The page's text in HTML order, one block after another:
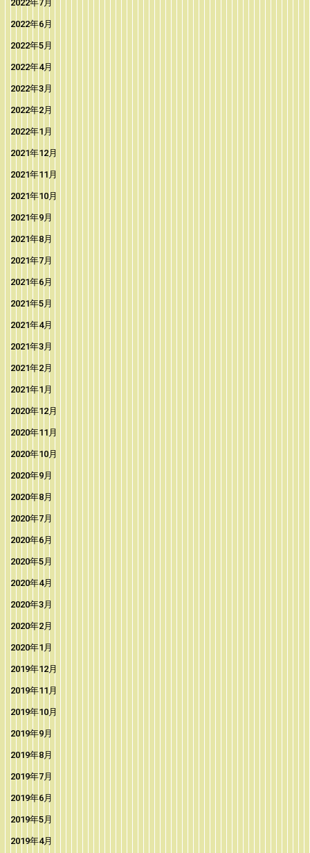
2022年7月
2022年6月
2022年5月
2022年4月
2022年3月
2022年2月
2022年1月
2021年12月
2021年11月
2021年10月
2021年9月
2021年8月
2021年7月
2021年6月
2021年5月
2021年4月
2021年3月
2021年2月
2021年1月
2020年12月
2020年11月
2020年10月
2020年9月
2020年8月
2020年7月
2020年6月
2020年5月
2020年4月
2020年3月
2020年2月
2020年1月
2019年12月
2019年11月
2019年10月
2019年9月
2019年8月
2019年7月
2019年6月
2019年5月
2019年4月